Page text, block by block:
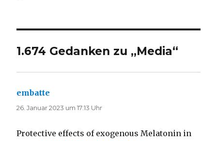
1.674 Gedanken zu „Media“
embatte
26. Januar 2023 um 17:13 Uhr
Protective effects of exogenous Melatonin in